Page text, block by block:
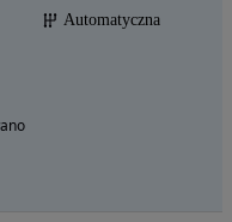
Automatyczna